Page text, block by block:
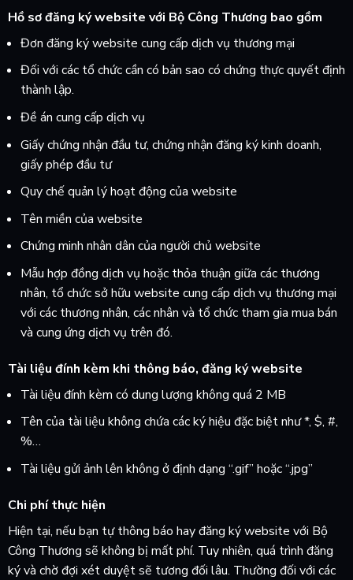
Hồ sơ đăng ký website với Bộ Công Thương bao gồm
Đơn đăng ký website cung cấp dịch vụ thương mại
Đối với các tổ chức cần có bản sao có chứng thực quyết định
thành lập.
Đề án cung cấp dịch vụ
Giấy chứng nhận đầu tư, chứng nhận đăng ký kinh doanh,
giấy phép đầu tư
Quy chế quản lý hoạt động của website
Tên miền của website
Chứng minh nhân dân của người chủ website
Mẫu hợp đồng dịch vụ hoặc thỏa thuận giữa các thương
nhân, tổ chức sở hữu website cung cấp dịch vụ thương mại
với các thương nhân, các nhân và tổ chức tham gia mua bán
và cung ứng dịch vụ trên đó.
Tài liệu đính kèm khi thông báo, đăng ký website
Tài liệu đính kèm có dung lượng không quá 2 MB
Tên của tài liệu không chứa các ký hiệu đặc biệt như *, $, #,
%…
Tài liệu gửi ảnh lên không ở định dạng “.gif” hoặc “.jpg”
Chi phí thực hiện
Hiện tại, nếu bạn tự thông báo hay đăng ký website với Bộ
Công Thương sẽ không bị mất phí. Tuy nhiên, quá trình đăng
ký và chờ đợi xét duyệt sẽ tương đối lâu. Thường đối với các